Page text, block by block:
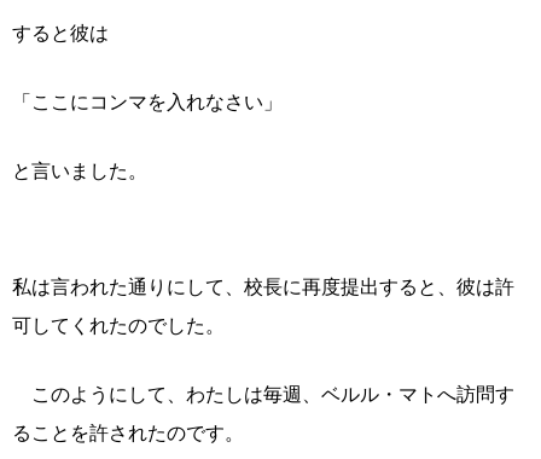
すると彼は
「ここにコンマを入れなさい」
と言いました。
私は言われた通りにして、校長に再度提出すると、彼は許
可してくれたのでした。
このようにして、わたしは毎週、ベルル・マトへ訪問す
ることを許されたのです。